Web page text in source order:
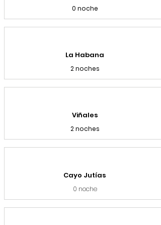
0 noche
La Habana
2 noches
Viñales
2 noches
Cayo Jutías
0 noche